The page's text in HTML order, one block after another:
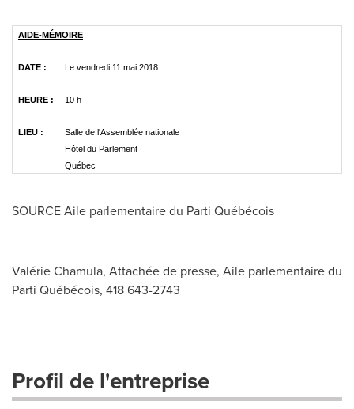
AIDE-MÉMOIRE
DATE : Le vendredi 11 mai 2018
HEURE : 10 h
LIEU :
Salle de l'Assemblée nationale
Hôtel du Parlement
Québec
SOURCE Aile parlementaire du Parti Québécois
Valérie Chamula, Attachée de presse, Aile parlementaire du
Parti Québécois, 418 643-2743
Profil de l'entreprise